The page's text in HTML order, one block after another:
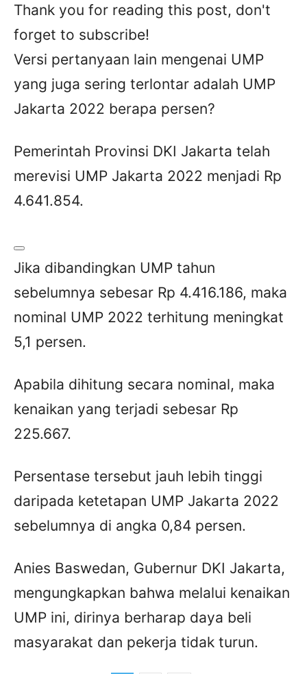
Thank you for reading this post, don't
forget to subscribe!
Versi pertanyaan lain mengenai UMP
yang juga sering terlontar adalah UMP
Jakarta 2022 berapa persen?
Pemerintah Provinsi DKI Jakarta telah
merevisi UMP Jakarta 2022 menjadi Rp
4.641.854.
Jika dibandingkan UMP tahun
sebelumnya sebesar Rp 4.416.186, maka
nominal UMP 2022 terhitung meningkat
5,1 persen.
Apabila dihitung secara nominal, maka
kenaikan yang terjadi sebesar Rp
225.667.
Persentase tersebut jauh lebih tinggi
daripada ketetapan UMP Jakarta 2022
sebelumnya di angka 0,84 persen.
Anies Baswedan, Gubernur DKI Jakarta,
mengungkapkan bahwa melalui kenaikan
UMP ini, dirinya berharap daya beli
masyarakat dan pekerja tidak turun.